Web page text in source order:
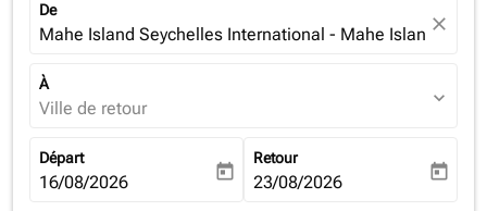
De
Mahe Island Seychelles International - Mahe Islandclose
À
Ville de retour expand_more
Départ
fc-booking-departure-date-aria-label
16/08/2026 today
Retour
fc-booking-return-date-aria-
23/08/2026 today